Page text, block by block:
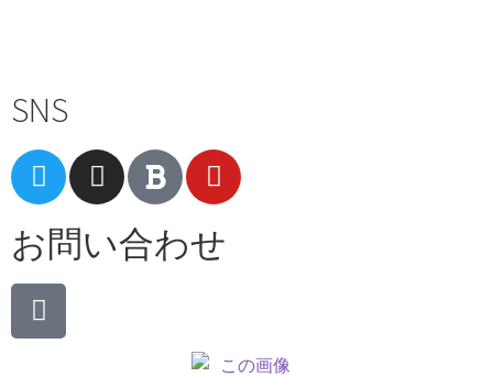
SNS
お問い合わせ